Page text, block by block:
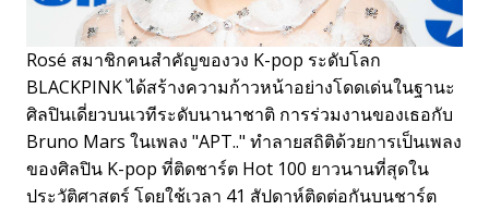
Rosé สมาชิกคนสำคัญของวง K-pop ระดับโลก
BLACKPINK ได้สร้างความก้าวหน้าอย่างโดดเด่นในฐานะ
ศิลปินเดี่ยวบนเวทีระดับนานาชาติ การร่วมงานของเธอกับ
Bruno Mars ในเพลง "APT.." ทำลายสถิติด้วยการเป็นเพลง
ของศิลปิน K-pop ที่ติดชาร์ต Hot 100 ยาวนานที่สุดใน
ประวัติศาสตร์ โดยใช้เวลา 41 สัปดาห์ติดต่อกันบนชาร์ต